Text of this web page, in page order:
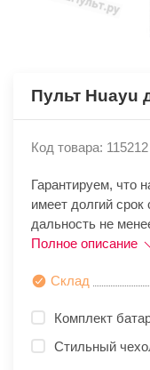
Пульт Huayu
Код товара: 115212
Гарантируем, что
имеет долгий
дальность не
Полное описание
Склад
Комплект
Стильный